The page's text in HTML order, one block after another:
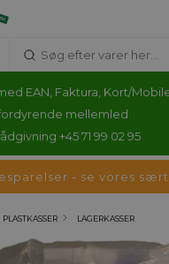
EAN, Faktura, Kort/
mellemled
+45 71 99 02 95
- se vores
PLASTKASSER LAGERKASSER